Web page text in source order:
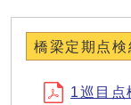
橋梁定期点検
1巡目点